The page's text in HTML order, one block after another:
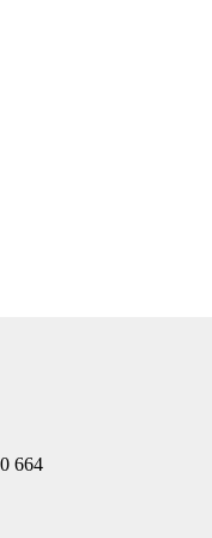
664